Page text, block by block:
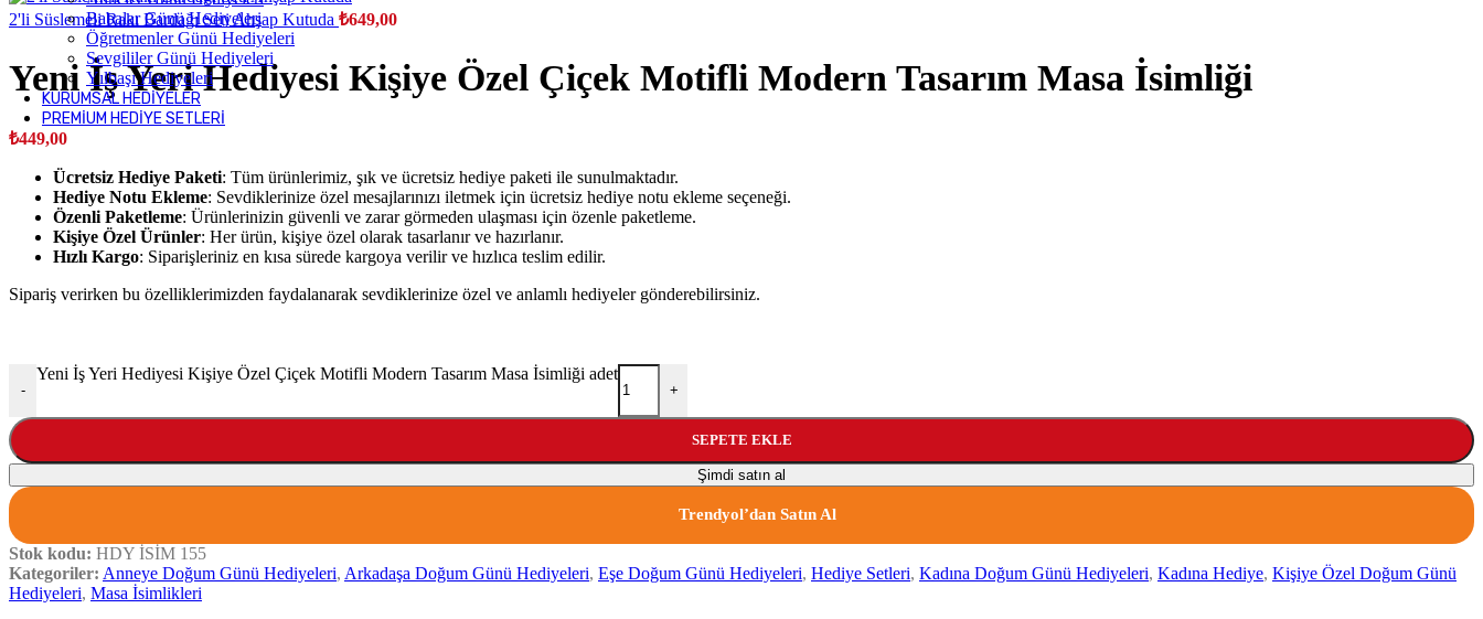
Babalar Günü Hediyeleri
Öğretmenler Günü Hediyeleri
Sevgililer Günü Hediyeleri
Yılbaşı Hediyeleri
KURUMSAL HEDIYELER
PREMIUM HEDIYE SETLERI
2'li Süslemeli Rakı Bardağı Seti Ahşap Kutuda ₺649,00
Yeni İş Yeri Hediyesi Kişiye Özel Çiçek Motifli Modern Tasarım Masa İsimliği
₺449,00
Ücretsiz Hediye Paketi: Tüm ürünlerimiz, şık ve ücretsiz hediye paketi ile sunulmaktadır.
Hediye Notu Ekleme: Sevdiklerinize özel mesajlarınızı iletmek için ücretsiz hediye notu ekleme seçeneği.
Özenli Paketleme: Ürünlerinizin güvenli ve zarar görmeden ulaşması için özenle paketleme.
Kişiye Özel Ürünler: Her ürün, kişiye özel olarak tasarlanır ve hazırlanır.
Hızlı Kargo: Siparişleriniz en kısa sürede kargoya verilir ve hızlıca teslim edilir.
Sipariş verirken bu özelliklerimizden faydalanarak sevdiklerinize özel ve anlamlı hediyeler gönderebilirsiniz.
-
Yeni İş Yeri Hediyesi Kişiye Özel Çiçek Motifli Modern Tasarım Masa İsimliği adet
+
SEPETE EKLE
Şimdi satın al
Trendyol’dan Satın Al
Stok kodu: HDY İSİM 155
Kategoriler: Anneye Doğum Günü Hediyeleri, Arkadaşa Doğum Günü Hediyeleri, Eşe Doğum Günü Hediyeleri, Hediye Setleri, Kadına Doğum Günü Hediyeleri, Kadına Hediye, Kişiye Özel Doğum Günü
Hediyeleri, Masa İsimlikleri